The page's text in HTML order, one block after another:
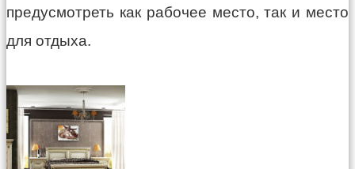
предусмотреть как рабочее место, так и место
для отдыха.